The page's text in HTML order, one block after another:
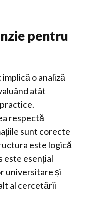
pentru
implică o analiză
atât
respectă
sunt corecte
este logică
este esențial
universitare și
al cercetării